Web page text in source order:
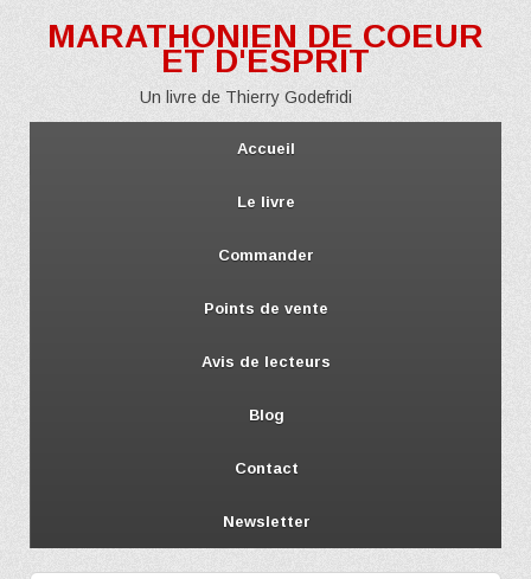
MARATHONIEN DE COEUR
ET D'ESPRIT
Un livre de Thierry Godefridi
Accueil
Le livre
Commander
Points de vente
Avis de lecteurs
Blog
Contact
Newsletter